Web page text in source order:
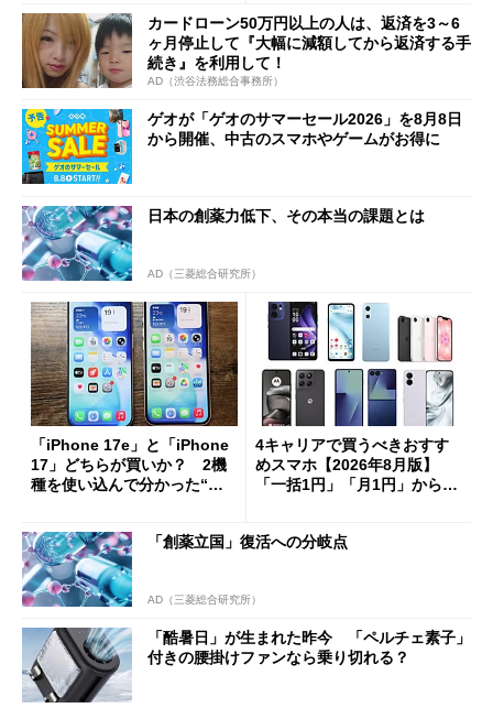
カードローン50万円以上の人は、返済を3～6
ヶ月停止して『大幅に減額してから返済する手
続き』を利用して！
AD（渋谷法務総合事務所）
ゲオが「ゲオのサマーセール2026」を8月8日
から開催、中古のスマホやゲームがお得に
日本の創薬力低下、その本当の課題とは
AD（三菱総合研究所）
「iPhone 17e」と「iPhone
17」どちらが買いか？ 2機
種を使い込んで分かった“ス
4キャリアで買うべきおすす
めスマホ【2026年8月版】
「一括1円」「月1円」からお
「創薬立国」復活への分岐点
AD（三菱総合研究所）
「酷暑日」が生まれた昨今 「ペルチェ素子」
付きの腰掛けファンなら乗り切れる？